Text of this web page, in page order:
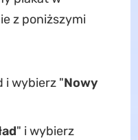
z poniższymi
i wybierz "Nowy
" i wybierz